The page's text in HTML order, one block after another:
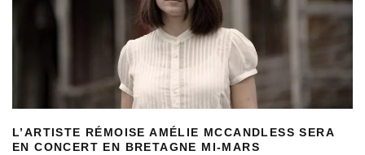
L’ARTISTE RÉMOISE AMÉLIE MCCANDLESS SERA
EN CONCERT EN BRETAGNE MI-MARS